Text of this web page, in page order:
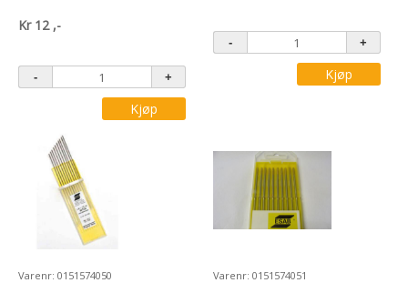
Kr 12 ,-
Kjøp
Kjøp
Varenr: 0151574050 Varenr: 0151574051